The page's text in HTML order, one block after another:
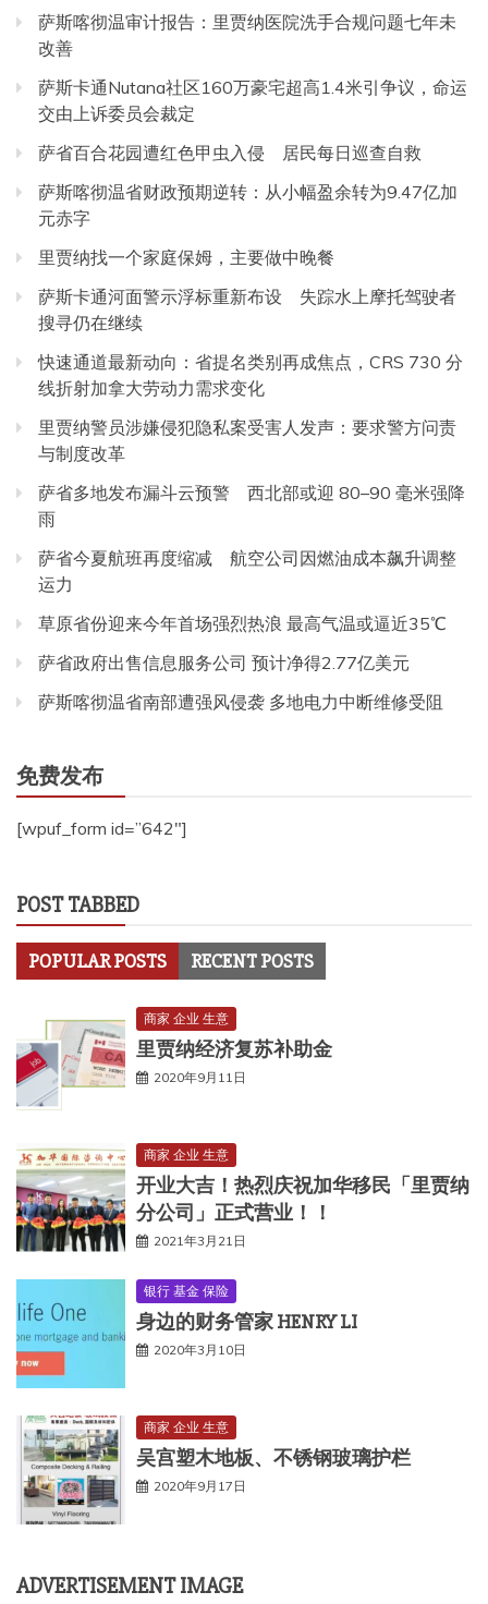
萨斯喀彻温审计报告：里贾纳医院洗手合规问题七年未
改善
萨斯卡通Nutana社区160万豪宅超高1.4米引争议，命运
交由上诉委员会裁定
萨省百合花园遭红色甲虫入侵 居民每日巡查自救
萨斯喀彻温省财政预期逆转：从小幅盈余转为9.47亿加
元赤字
里贾纳找一个家庭保姆，主要做中晚餐
萨斯卡通河面警示浮标重新布设 失踪水上摩托驾驶者
搜寻仍在继续
快速通道最新动向：省提名类别再成焦点，CRS 730 分
线折射加拿大劳动力需求变化
里贾纳警员涉嫌侵犯隐私案受害人发声：要求警方问责
与制度改革
萨省多地发布漏斗云预警 西北部或迎 80–90 毫米强降
雨
萨省今夏航班再度缩减 航空公司因燃油成本飙升调整
运力
草原省份迎来今年首场强烈热浪 最高气温或逼近35℃
萨省政府出售信息服务公司 预计净得2.77亿美元
萨斯喀彻温省南部遭强风侵袭 多地电力中断维修受阻
免费发布
[wpuf_form id=”642″]
POST TABBED
POPULAR POSTS RECENT POSTS
商家 企业 生意
里贾纳经济复苏补助金
2020年9月11日
商家 企业 生意
开业大吉！热烈庆祝加华移民「里贾纳
分公司」正式营业！！
2021年3月21日
银行 基金 保险
身边的财务管家 HENRY LI
2020年3月10日
商家 企业 生意
吴宫塑木地板、不锈钢玻璃护栏
2020年9月17日
ADVERTISEMENT IMAGE